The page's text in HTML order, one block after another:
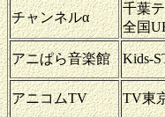
チャンネルα
千葉
全国
アニぱら音楽館 Kids-
アニコムTV
TV東